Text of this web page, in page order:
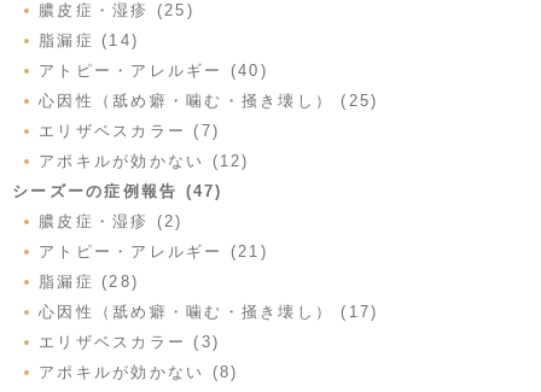
膿皮症・湿疹 (25)
脂漏症 (14)
アトピー・アレルギー (40)
心因性（舐め癖・噛む・掻き壊し） (25)
エリザベスカラー (7)
アポキルが効かない (12)
シーズーの症例報告 (47)
膿皮症・湿疹 (2)
アトピー・アレルギー (21)
脂漏症 (28)
心因性（舐め癖・噛む・掻き壊し） (17)
エリザベスカラー (3)
アポキルが効かない (8)